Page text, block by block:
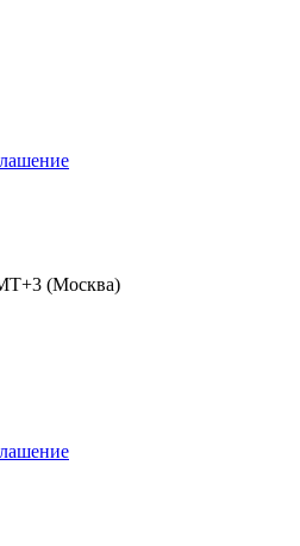
(Москва)